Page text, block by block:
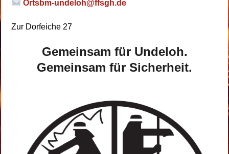
Ortsbm-undeloh@ffsgh.de
Zur Dorfeiche 27
Gemeinsam für Undeloh.
Gemeinsam für Sicherheit.